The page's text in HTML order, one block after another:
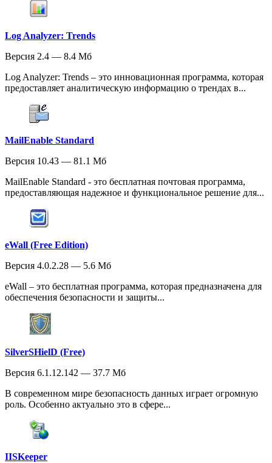
Log Analyzer: Trends
Версия 2.4 — 8.4 Мб
Log Analyzer: Trends – это инновационная программа, которая
предоставляет аналитическую информацию о трендах в...
MailEnable Standard
Версия 10.43 — 81.1 Мб
MailEnable Standard - это бесплатная почтовая программа,
предоставляющая надежное и функциональное решение для...
eWall (Free Edition)
Версия 4.0.2.28 — 5.6 Мб
eWall – это бесплатная программа, которая предназначена для
обеспечения безопасности и защиты...
SilverSHielD (Free)
Версия 6.1.12.142 — 37.7 Мб
В современном мире безопасность данных играет огромную
роль. Особенно актуально это в сфере...
IISKeeper